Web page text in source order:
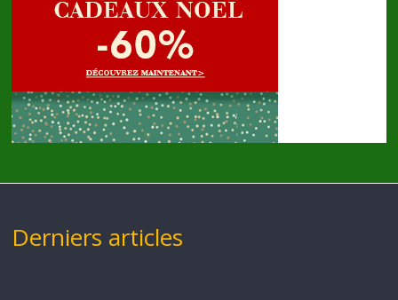
Derniers articles